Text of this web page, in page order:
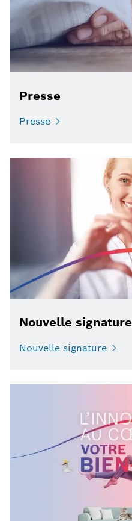
Presse
Presse
Nouvelle signature
Nouvelle signature